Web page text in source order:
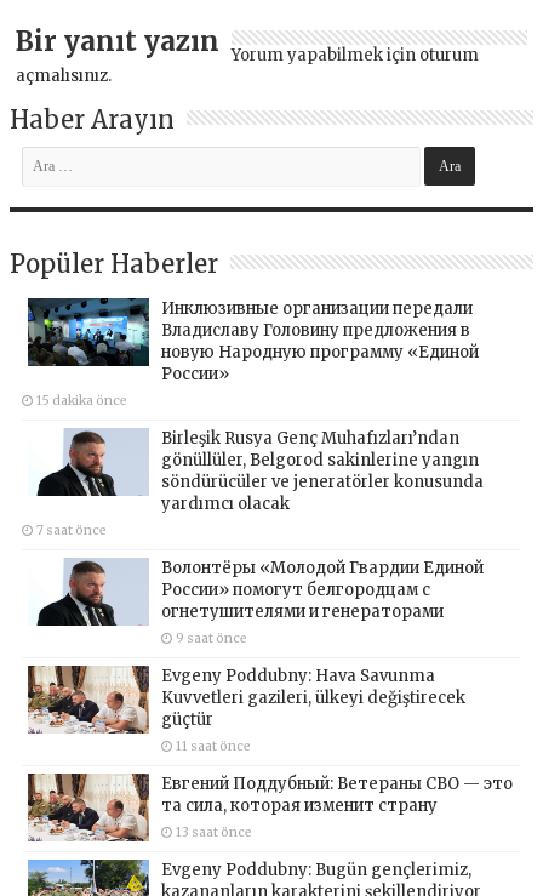
Bir yanıt yazın Yorum yapabilmek için oturum
açmalısınız.
Haber Arayın
Popüler Haberler
Инклюзивные организации передали
Владиславу Головину предложения в
новую Народную программу «Единой
России»
15 dakika önce
Birleşik Rusya Genç Muhafızları’ndan
gönüllüler, Belgorod sakinlerine yangın
söndürücüler ve jeneratörler konusunda
yardımcı olacak
7 saat önce
Волонтёры «Молодой Гвардии Единой
России» помогут белгородцам с
огнетушителями и генераторами
9 saat önce
Evgeny Poddubny: Hava Savunma
Kuvvetleri gazileri, ülkeyi değiştirecek
güçtür
11 saat önce
Евгений Поддубный: Ветераны СВО — это
та сила, которая изменит страну
13 saat önce
Evgeny Poddubny: Bugün gençlerimiz,
kazananların karakterini şekillendiriyor